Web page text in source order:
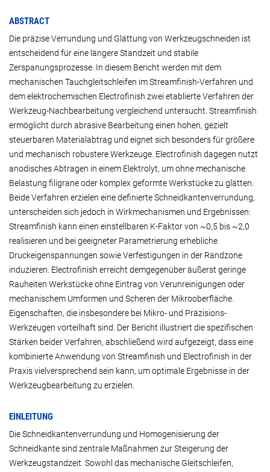
ABSTRACT
Die präzise Verrundung und Glättung von Werkzeugschneiden ist
entscheidend für eine längere Standzeit und stabile
Zerspanungsprozesse. In diesem Bericht werden mit dem
mechanischen Tauchgleitschleifen im Streamfinish-Verfahren und
dem elektrochemischen Electrofinish zwei etablierte Verfahren der
Werkzeug-Nachbearbeitung vergleichend untersucht. Streamfinish
ermöglicht durch abrasive Bearbeitung einen hohen, gezielt
steuerbaren Materialabtrag und eignet sich besonders für größere
und mechanisch robustere Werkzeuge. Electrofinish dagegen nutzt
anodisches Abtragen in einem Elektrolyt, um ohne mechanische
Belastung filigrane oder komplex geformte Werkstücke zu glätten.
Beide Verfahren erzielen eine definierte Schneidkantenverrundung,
unterscheiden sich jedoch in Wirkmechanismen und Ergebnissen:
Streamfinish kann einen einstellbaren K-Faktor von ~0,5 bis ~2,0
realisieren und bei geeigneter Parametrierung erhebliche
Druckeigenspannungen sowie Verfestigungen in der Randzone
induzieren. Electrofinish erreicht demgegenüber äußerst geringe
Rauheiten Werkstücke ohne Eintrag von Verunreinigungen oder
mechanischem Umformen und Scheren der Mikrooberfläche.
Eigenschaften, die insbesondere bei Mikro- und Präzisions-
Werkzeugen vorteilhaft sind. Der Bericht illustriert die spezifischen
Stärken beider Verfahren, abschließend wird aufgezeigt, dass eine
kombinierte Anwendung von Streamfinish und Electrofinish in der
Praxis vielversprechend sein kann, um optimale Ergebnisse in der
Werkzeugbearbeitung zu erzielen.
EINLEITUNG
Die Schneidkantenverrundung und Homogenisierung der
Schneidkante sind zentrale Maßnahmen zur Steigerung der
Werkzeugstandzeit. Sowohl das mechanische Gleitschleifen,